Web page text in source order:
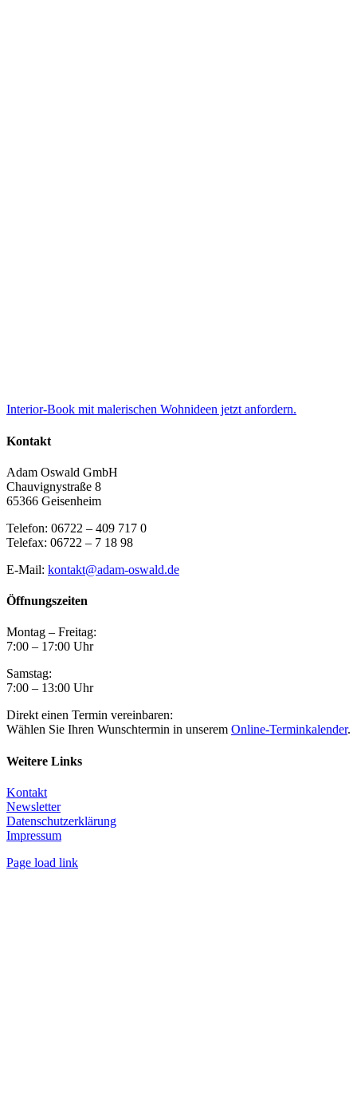
Interior-Book mit malerischen Wohnideen jetzt anfordern.
Kontakt
Adam Oswald GmbH
Chauvignystraße 8
65366 Geisenheim
Telefon: 06722 – 409 717 0
Telefax: 06722 – 7 18 98
E-Mail: kontakt@adam-oswald.de
Öffnungszeiten
Montag – Freitag:
7:00 – 17:00 Uhr
Samstag:
7:00 – 13:00 Uhr
Direkt einen Termin vereinbaren:
Wählen Sie Ihren Wunschtermin in unserem Online-Terminkalender.
Weitere Links
Kontakt
Newsletter
Datenschutzerklärung
Impressum
Page load link